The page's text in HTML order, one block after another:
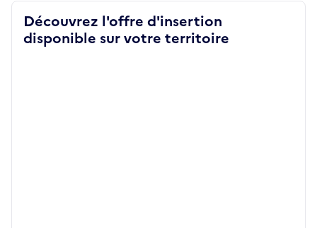
Découvrez l'offre d'insertion
disponible sur votre territoire